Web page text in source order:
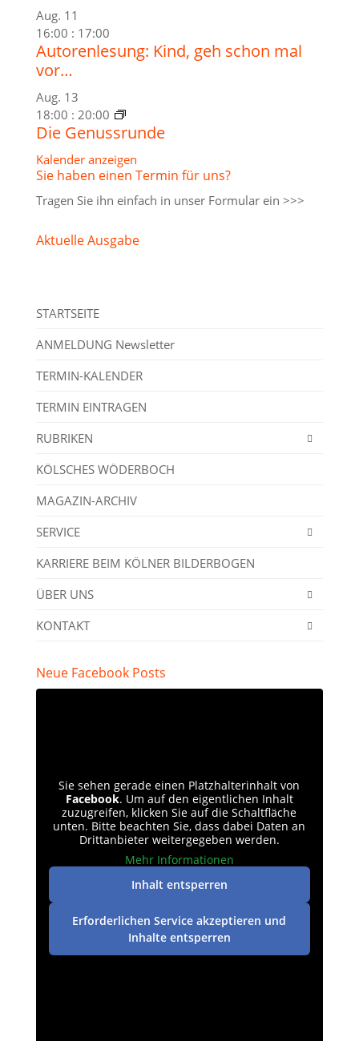
Aug. 11
16:00 : 17:00
Autorenlesung: Kind, geh schon mal
vor…
Aug. 13
18:00 : 20:00
Die Genussrunde
Kalender anzeigen
Sie haben einen Termin für uns?
Tragen Sie ihn einfach in unser Formular ein >>>
Aktuelle Ausgabe
STARTSEITE
ANMELDUNG Newsletter
TERMIN-KALENDER
TERMIN EINTRAGEN
RUBRIKEN
KÖLSCHES WÖDERBOCH
MAGAZIN-ARCHIV
SERVICE
KARRIERE BEIM KÖLNER BILDERBOGEN
ÜBER UNS
KONTAKT
Neue Facebook Posts
Sie sehen gerade einen Platzhalterinhalt von
Facebook. Um auf den eigentlichen Inhalt
zuzugreifen, klicken Sie auf die Schaltfläche
unten. Bitte beachten Sie, dass dabei Daten an
Drittanbieter weitergegeben werden.
Mehr Informationen
Inhalt entsperren
Erforderlichen Service akzeptieren und
Inhalte entsperren